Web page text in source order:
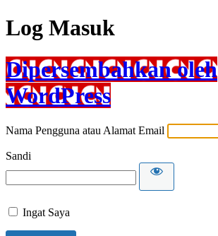
Log Masuk
Dipersembahkan oleh
WordPress
Nama Pengguna atau Alamat Email
Sandi
Ingat Saya